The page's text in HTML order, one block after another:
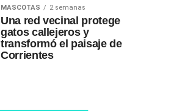
MASCOTAS 2 semanas
Una red vecinal protege
gatos callejeros y
transformó el paisaje de
Corrientes